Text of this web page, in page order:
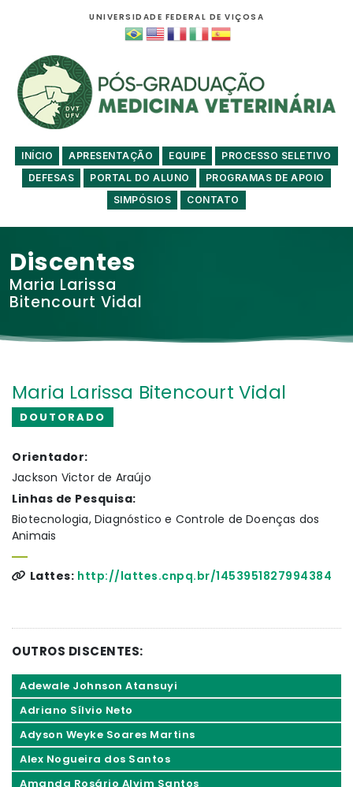
UNIVERSIDADE FEDERAL DE VIÇOSA
INÍCIO APRESENTAÇÃO EQUIPE
PROCESSO SELETIVO
DEFESAS
PORTAL DO ALUNO
PROGRAMAS DE APOIO
SIMPÓSIOS
CONTATO
Discentes
Maria Larissa
Bitencourt Vidal
Maria Larissa Bitencourt Vidal
DOUTORADO
Orientador:
Jackson Victor de Araújo
Linhas de Pesquisa:
Biotecnologia, Diagnóstico e Controle de Doenças dos
Animais
Lattes: http://lattes.cnpq.br/1453951827994384
OUTROS DISCENTES:
Adewale Johnson Atansuyi
Adriano Sílvio Neto
Adyson Weyke Soares Martins
Alex Nogueira dos Santos
Amanda Rosário Alvim Santos